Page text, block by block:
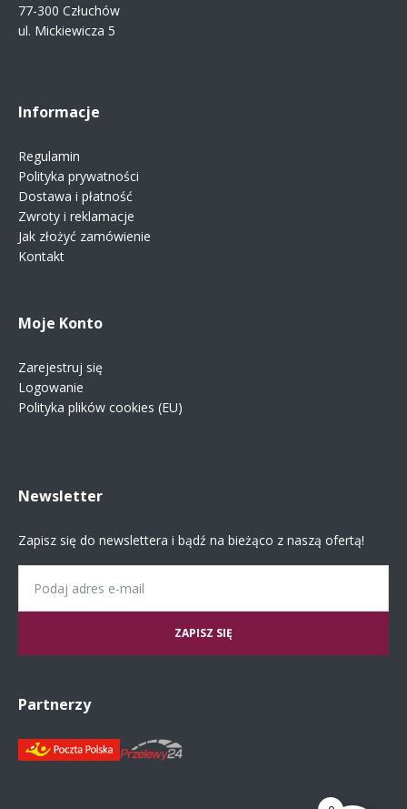
77-300 Człuchów
ul. Mickiewicza 5
Informacje
Regulamin
Polityka prywatności
Dostawa i płatność
Zwroty i reklamacje
Jak złożyć zamówienie
Kontakt
Moje Konto
Zarejestruj się
Logowanie
Polityka plików cookies (EU)
Newsletter
Zapisz się do newslettera i bądź na bieżąco z naszą ofertą!
Partnerzy